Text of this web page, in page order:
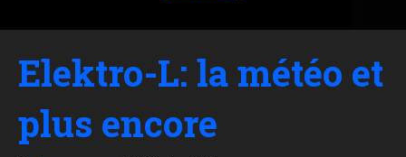
Elektro-L: la météo et
plus encore